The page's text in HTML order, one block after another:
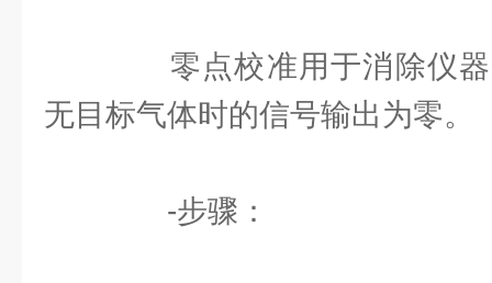
零点校准用于消除仪器
无目标气体时的信号输出为零。
-步骤：